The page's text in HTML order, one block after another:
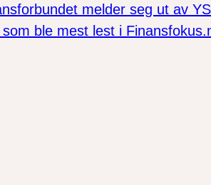
melder seg ut av
ble mest lest i